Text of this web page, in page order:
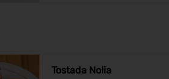
Tostada Nolia